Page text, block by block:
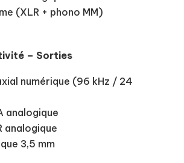
(XLR + phono MM)
– Sorties
numérique (96 kHz / 24
analogique
analogique
3,5 mm